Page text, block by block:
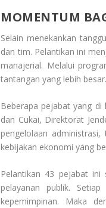
MOMENTUM
Selain menekankan
dan tim. Pelantikan ini
manajerial. Melalui
tantangan yang lebih
Beberapa pejabat yang
dan Cukai, Direktorat
pengelolaan
kebijakan ekonomi yang
Pelantikan 43 pejabat ini
pelayanan publik.
kepemimpinan. Maka